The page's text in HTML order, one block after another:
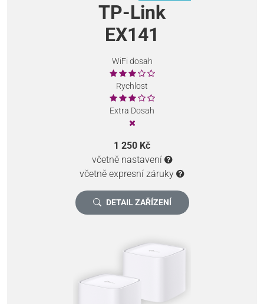
TP-Link
EX141
WiFi dosah
Rychlost
Extra Dosah
1 250 Kč
včetně nastavení
včetně expresní záruky
DETAIL ZAŘÍZENÍ